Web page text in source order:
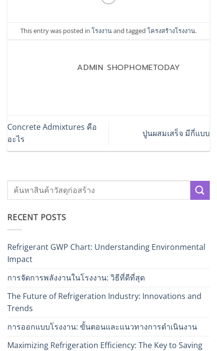
This entry was posted in โรงงานand tagged โครงสร้างโรงงาน.
ADMIN SHOPHOMETODAY
Concrete Admixtures คือ
อะไร
ปูนผสมเสร็จ มีกี่แบบ
RECENT POSTS
Refrigerant GWP Chart: Understanding Environmental
Impact
การจัดการพลังงานในโรงงาน: วิธีที่ดีที่สุด
The Future of Refrigeration Industry: Innovations and
Trends
การออกแบบโรงงาน: ขั้นตอนและแนวทางการดำเนินงาน
Maximizing Refrigeration Efficiency: The Key to Saving